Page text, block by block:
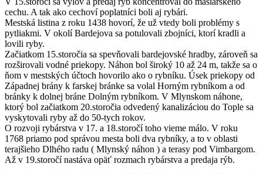
cechu. A tak ako cechoví poplatníci boli aj rybári.
Mestská listina z roku 1438 hovorí, že už vtedy boli problémy s
pytliakmi. V okolí Bardejova sa potulovali zbojníci, ktorí kradli a
lovili ryby.
Začiatkom 15.storočia sa spevňovali bardejovské hradby, zároveň sa
rozširovali vodné priekopy. Náhon bol široký 10 až 24 m, takže sa o
ňom v mestských účtoch hovorilo ako o rybníku. Úsek priekopy od
Západnej brány k farskej bránke sa volal Horným rybníkom a od
bránky k dolnej bráne Dolným rybníkom. V Mlynskom náhone,
ktorý bol začiatkom 20.storočia odvedený kanalizáciou do Tople sa
vyskytovali ryby až do 50-tych rokov.
O rozvoji rybárstva v 17. a 18.storočí toho vieme málo. V roku
1768 priamo pod správou mesta boli dva rybníky, a to v oblasti
terajšieho Dlhého radu ( Mlynský náhon ) a terasy pod Vimbargom.
Až v 19.storočí nastáva opäť rozmach rybárstva a predaja rýb.